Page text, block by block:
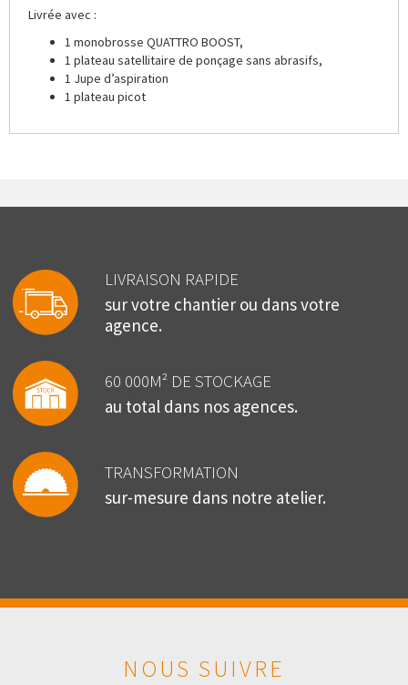
Livrée avec :
1 monobrosse QUATTRO BOOST,
1 plateau satellitaire de ponçage sans abrasifs,
1 Jupe d’aspiration
1 plateau picot
LIVRAISON RAPIDE
sur votre chantier ou dans votre
agence.
60 000M² DE STOCKAGE
au total dans nos agences.
TRANSFORMATION
sur-mesure dans notre atelier.
NOUS SUIVRE